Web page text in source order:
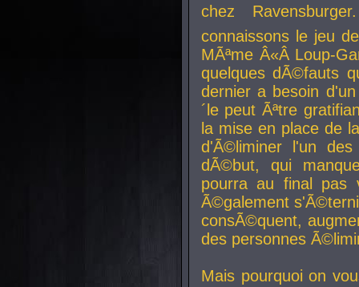
chez
connaissons le jeu
MÃªme Â«Â Loup-
quelques dÃ©fauts
dernier a besoin
´le peut Ãªtre
la mise en place de
d'Ã©liminer l'un
dÃ©but, qui
pourra au final pas
Ã©galement
consÃ©quent,
des personnes
Mais pourquoi on